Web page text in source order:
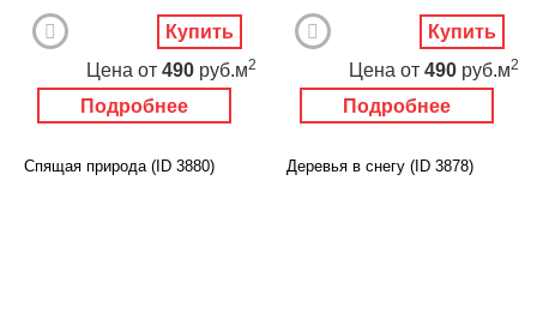
Подробнее
Цена от 490 руб.м2
Купить
Подробнее
Цена от 490 руб.м2
Купить
Спящая природа (ID 3880) Деревья в снегу (ID 3878)